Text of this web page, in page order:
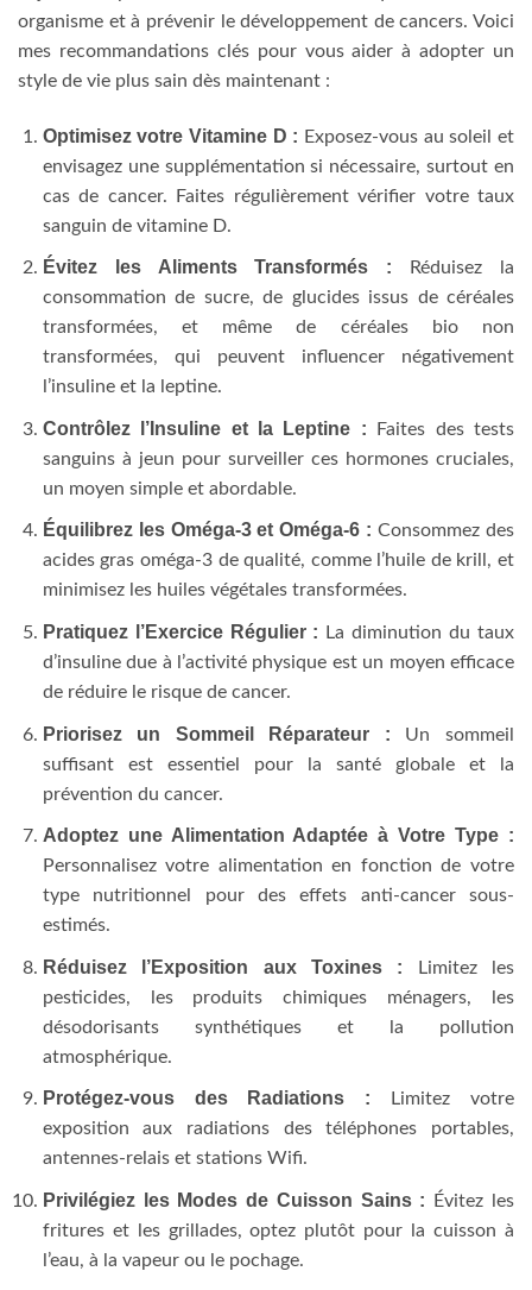
organisme et à prévenir le développement de cancers. Voici
mes recommandations clés pour vous aider à adopter un
style de vie plus sain dès maintenant :
Optimisez votre Vitamine D : Exposez-vous au soleil et
envisagez une supplémentation si nécessaire, surtout en
cas de cancer. Faites régulièrement vérifier votre taux
sanguin de vitamine D.
Évitez les Aliments Transformés : Réduisez la
consommation de sucre, de glucides issus de céréales
transformées, et même de céréales bio non
transformées, qui peuvent influencer négativement
l’insuline et la leptine.
Contrôlez l’Insuline et la Leptine : Faites des tests
sanguins à jeun pour surveiller ces hormones cruciales,
un moyen simple et abordable.
Équilibrez les Oméga-3 et Oméga-6 : Consommez des
acides gras oméga-3 de qualité, comme l’huile de krill, et
minimisez les huiles végétales transformées.
Pratiquez l’Exercice Régulier : La diminution du taux
d’insuline due à l’activité physique est un moyen efficace
de réduire le risque de cancer.
Priorisez un Sommeil Réparateur : Un sommeil
suffisant est essentiel pour la santé globale et la
prévention du cancer.
Adoptez une Alimentation Adaptée à Votre Type :
Personnalisez votre alimentation en fonction de votre
type nutritionnel pour des effets anti-cancer sous-
estimés.
Réduisez l’Exposition aux Toxines : Limitez les
pesticides, les produits chimiques ménagers, les
désodorisants synthétiques et la pollution
atmosphérique.
Protégez-vous des Radiations : Limitez votre
exposition aux radiations des téléphones portables,
antennes-relais et stations Wifi.
Privilégiez les Modes de Cuisson Sains : Évitez les
fritures et les grillades, optez plutôt pour la cuisson à
l’eau, à la vapeur ou le pochage.